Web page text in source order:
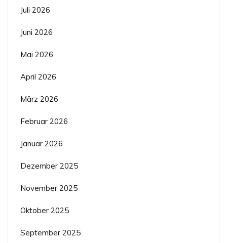
Juli 2026
Juni 2026
Mai 2026
April 2026
März 2026
Februar 2026
Januar 2026
Dezember 2025
November 2025
Oktober 2025
September 2025